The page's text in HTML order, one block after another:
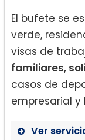
El bufete se
verde,
visas de
familiares,
casos de
empresarial y
Ver